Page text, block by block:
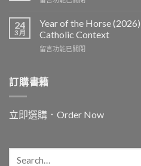
and
for
China:
Father
中
24
3 月
Year of the Horse
Catholic Context
在
the
Horse
Chinese
New
Catholic
Context〉
留言功能已關閉
訂購書籍
立即選購．Order Now